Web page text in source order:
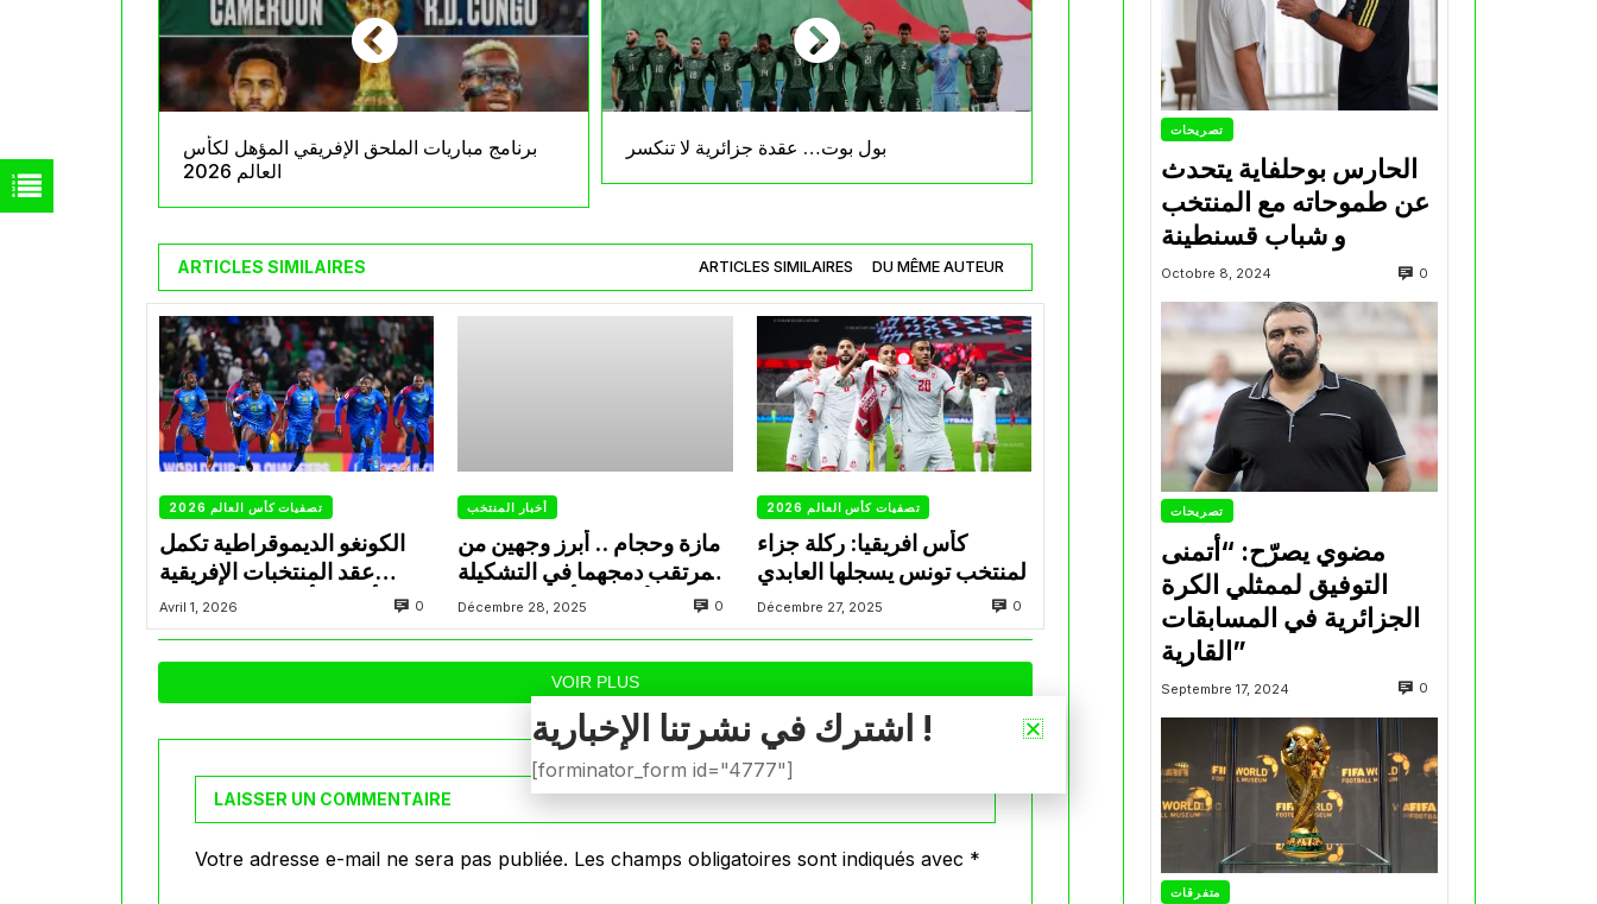
برنامج مباريات الملحق الإفريقي المؤهل لكأس
العالم 2026
بول بوت… عقدة جزائرية لا تنكسر
ARTICLES SIMILAIRES ARTICLES SIMILAIRES DU MÊME AUTEUR
تصفيات كأس العالم 2026
الكونغو الديموقراطية تكمل
عقد المنتخبات الإفريقية
المتأهلة لكأس العالم 2026Avril 1, 2026 0
أخبار المنتخب
مازة وحجام .. أبرز وجهين من
المرتقب دمجهما في التشكيلة
Décembre 28, 2025 0
تصفيات كأس العالم 2026
كأس افريقيا: ركلة جزاء
لمنتخب تونس يسجلها العابدي
Décembre 27, 2025 0
VOIR PLUS
LAISSER UN COMMENTAIRE
Votre adresse e-mail ne sera pas publiée. Les champs obligatoires sont indiqués avec *
تصريحات
الحارس بوحلفاية يتحدث
عن طموحاته مع المنتخب
و شباب قسنطينة
Octobre 8, 2024 0
تصريحات
مضوي يصرّح: “أتمنى
التوفيق لممثلي الكرة
الجزائرية في المسابقات
القارية”
Septembre 17, 2024 0
متفرقات
اشترك في نشرتنا الإخبارية !
[forminator_form id="4777"]